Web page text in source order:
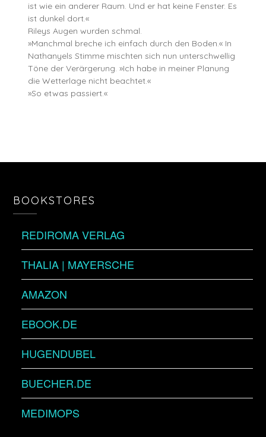
ist wie ein anderer Raum. Und er hat keine Fenster. Es
ist dunkel dort.«
Rileys Augen wurden schmal.
»Manchmal breche ich einfach durch den Boden.« In
Nathanyels Stimme mischten sich nun unterschwellig
Töne der Verärgerung. »Ich habe in meiner Planung
die Wetterlage nicht beachtet.«
»So etwas passiert.«
BOOKSTORES
REDIROMA VERLAG
THALIA | MAYERSCHE
AMAZON
EBOOK.DE
HUGENDUBEL
BUECHER.DE
MEDIMOPS